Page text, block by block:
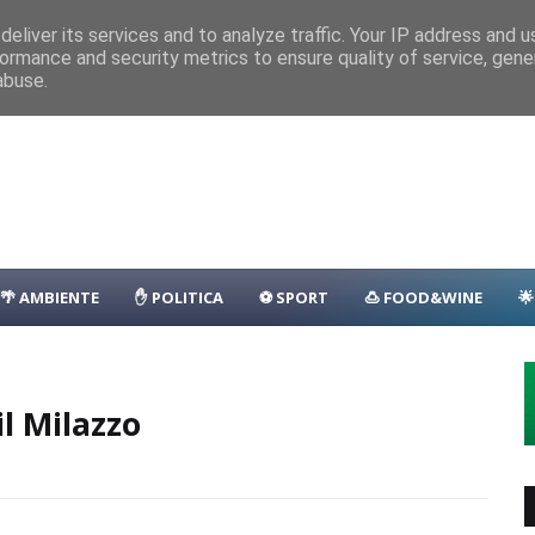
Giorgianni TECNOLOGIA
🌴 AMBIENTE ✋ POLITICA ⚽ SPORT 🍮 FOOD&WINE
Milazzo
its services and to analyze traffic. Your IP address and
and security metrics to ensure quality of service,